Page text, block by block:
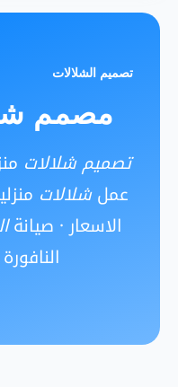
تصميم الشلالات
مصمم
تصميم شلالات
عملشلالات
الاسعار · صيانة